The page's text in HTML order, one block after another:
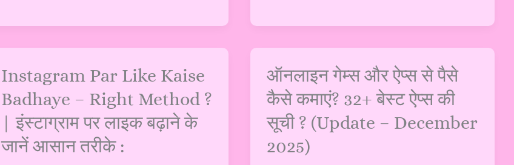
Instagram Par Like Kaise
Badhaye – Right Method ?
| इंस्टाग्राम पर लाइक बढ़ाने के
जानें आसान तरीके :
Instagram
Like
Kaise
Badhaye
–
ऑनलाइन गेम्स और ऐप्स से पैसे
कैसे कमाएं? 32+ बेस्ट ऐप्स की
सूची ? (Update – December
2025)
ऑनलाइन
गेम्स
और
ऐप्स
पैसे